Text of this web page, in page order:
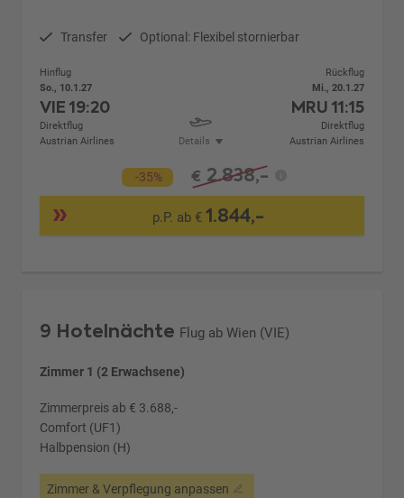
Transfer Optional: Flexibel stornierbar
Hinflug
So., 10.1.27
VIE19:20
Direktflug
Austrian Airlines
Details
Rückflug
Mi., 20.1.27
MRU 11:15
Direktflug
Austrian Airlines
-35% € 2.838,-
p.P. ab €1.844,-
9 Hotelnächte Flug ab Wien (VIE)
Zimmer 1 (2 Erwachsene)
Zimmerpreis ab € 3.688,-
Comfort (UF1)
Halbpension (H)
Zimmer & Verpflegung anpassen